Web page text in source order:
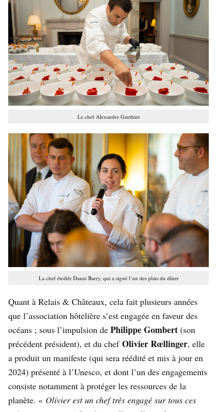
Le chef Alexandre Gauthier
La chef étoilée Danni Barry, qui a signé l’un des plats du dîner
Quant à Relais & Châteaux, cela fait plusieurs années
que l’association hôtelière s’est engagée en faveur des
océans ; sous l’impulsion de Philippe Gombert (son
précédent président), et du chef Olivier Rœllinger, elle
a produit un manifeste (qui sera réédité et mis à jour en
2024) présenté à l’Unesco, et dont l’un des engagements
consiste notamment à protéger les ressources de la
planète. « Olivier est un chef très engagé sur tous ces